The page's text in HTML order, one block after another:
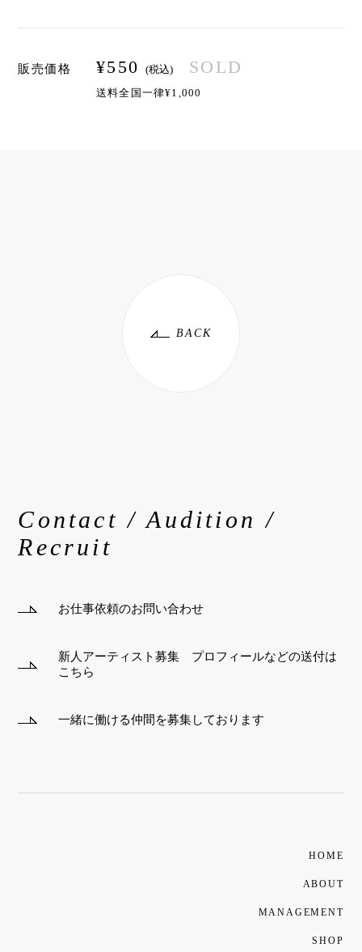
販売価格 ¥550 (税込) SOLD
送料全国一律¥1,000
BACK
Contact / Audition /
Recruit
お仕事依頼のお問い合わせ
新人アーティスト募集 プロフィールなどの送付は
こちら
一緒に働ける仲間を募集しております
HOME
ABOUT
MANAGEMENT
SHOP